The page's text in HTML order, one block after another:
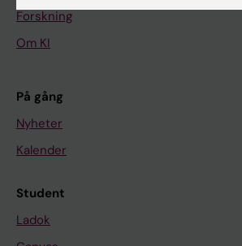
Forskning
Om KI
På gång
Nyheter
Kalender
Student
Ladok